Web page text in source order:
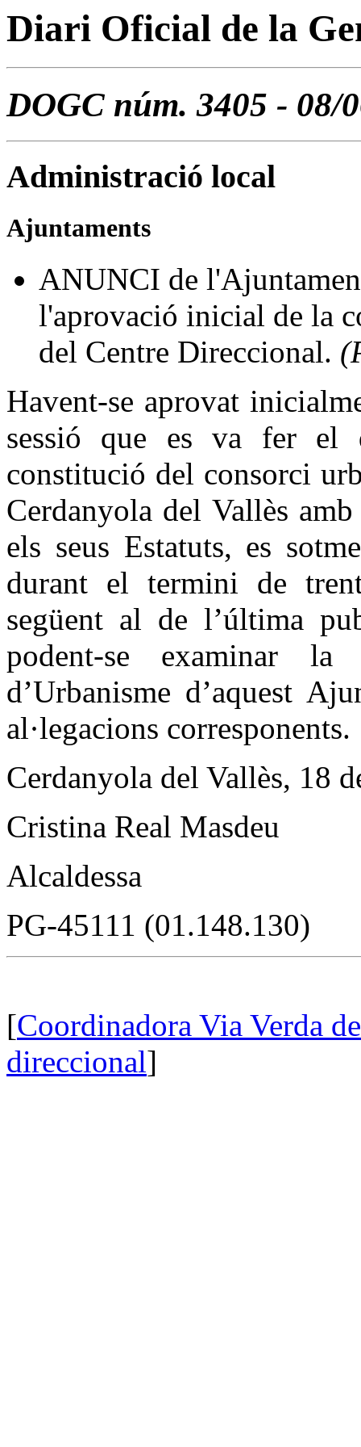
Diari Oficial de la
DOGC núm. 3405 - 08/
Administració local
Ajuntaments
ANUNCI de
l'aprovació inicial de la
del Centre Direccional.
Havent-se aprovat
sessió que es va fer el
constitució del consorci
Cerdanyola del Vallès
els seus Estatuts, es
durant el termini de
següent al de l’última
podent-se examinar la
d’Urbanisme d’aquest
al·legacions corresponents.
Cerdanyola del Vallès, 18
Cristina Real Masdeu
Alcaldessa
PG-45111 (01.148.130)
[Coordinadora Via Verda
direccional]